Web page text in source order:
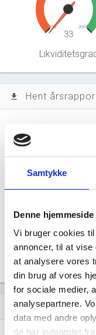
Samtykke
Denne
Vi bruger cookies
annoncer, til at
at analysere vores
din brug af vores
for sociale medier,
analysepartnere.
data med andre
de har indsamlet
50 200
33
file_download Hent
Årsrapporten 2023-
Årsrapporten 2023-06
assignment Regnskaber